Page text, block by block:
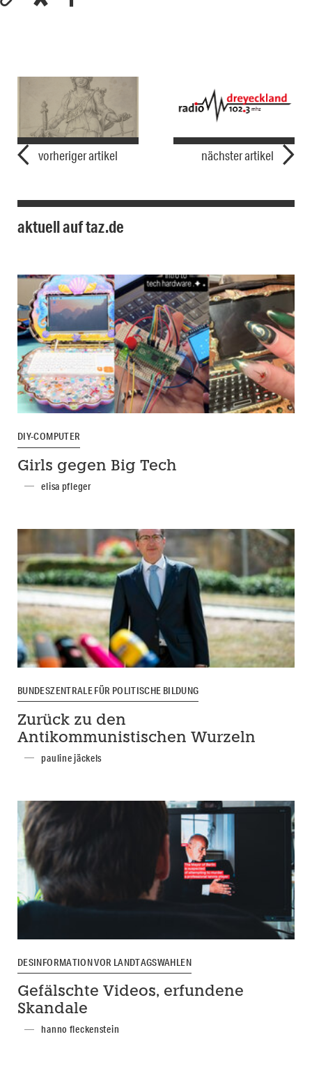
vorheriger artikel nächster artikel
aktuell auf taz.de
DIY-COMPUTER
Girls gegen Big Tech
elisa pfleger
BUNDESZENTRALE FÜR POLITISCHE BILDUNG
Zurück zu den
Antikommunistischen Wurzeln
pauline jäckels
DESINFORMATION VOR LANDTAGSWAHLEN
Gefälschte Videos, erfundene
Skandale
hanno fleckenstein